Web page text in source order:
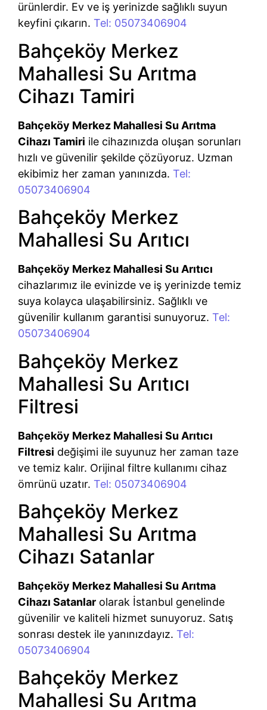
ürünlerdir. Ev ve iş yerinizde sağlıklı suyun
keyfini çıkarın. Tel: 05073406904
Bahçeköy Merkez
Mahallesi Su Arıtma
Cihazı Tamiri
Bahçeköy Merkez Mahallesi Su Arıtma
Cihazı Tamiri ile cihazınızda oluşan sorunları
hızlı ve güvenilir şekilde çözüyoruz. Uzman
ekibimiz her zaman yanınızda. Tel:
05073406904
Bahçeköy Merkez
Mahallesi Su Arıtıcı
Bahçeköy Merkez Mahallesi Su Arıtıcı
cihazlarımız ile evinizde ve iş yerinizde temiz
suya kolayca ulaşabilirsiniz. Sağlıklı ve
güvenilir kullanım garantisi sunuyoruz. Tel:
05073406904
Bahçeköy Merkez
Mahallesi Su Arıtıcı
Filtresi
Bahçeköy Merkez Mahallesi Su Arıtıcı
Filtresi değişimi ile suyunuz her zaman taze
ve temiz kalır. Orijinal filtre kullanımı cihaz
ömrünü uzatır. Tel: 05073406904
Bahçeköy Merkez
Mahallesi Su Arıtma
Cihazı Satanlar
Bahçeköy Merkez Mahallesi Su Arıtma
Cihazı Satanlar olarak İstanbul genelinde
güvenilir ve kaliteli hizmet sunuyoruz. Satış
sonrası destek ile yanınızdayız. Tel:
05073406904
Bahçeköy Merkez
Mahallesi Su Arıtma